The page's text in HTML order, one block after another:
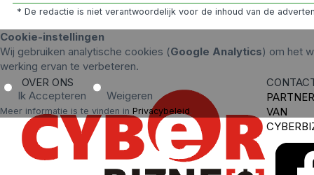
* De redactie is niet verantwoordelijk voor de inhoud van de
Cookie-instellingen
Wij gebruiken analytische cookies (Google Analytics) om het
werking ervan te verbeteren.
Ik Accepteren Weigeren
Meer informatie is te vinden in Privacybeleid.
OVER ONS
VAN